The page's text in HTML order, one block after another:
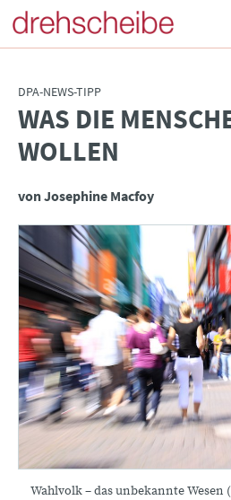
DPA-NEWS-TIPP
:WAS DIE
WOLLEN
von Josephine Macfoy
Wahlvolk – das unbekannte Wesen